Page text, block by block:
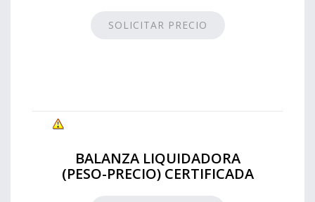
SOLICITAR PRECIO
BALANZA LIQUIDADORA
(PESO-PRECIO) CERTIFICADA